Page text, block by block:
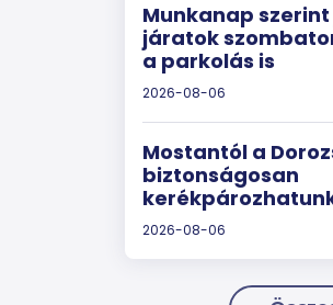
Munkanap
járatok
a parkolás is
2026-08-06
Mostantól a
biztonságosan
2026-08-06